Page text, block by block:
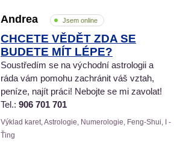
Andrea Jsem online
CHCETE VĚDĚT ZDA SE
BUDETE MÍT LÉPE?
Soustředím se na východní astrologii a
ráda vám pomohu zachránit váš vztah,
peníze, najít práci! Nebojte se mi zavolat!
Tel.: 906 701 701
Výklad karet, Astrologie, Numerologie, Feng-Shui, I -
Ťing